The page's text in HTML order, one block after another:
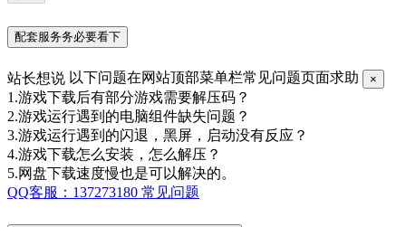
配套服务务必要看下
站长想说 以下问题在网站顶部菜单栏常见问题页面求助 ×
1.游戏下载后有部分游戏需要解压码？
2.游戏运行遇到的电脑组件缺失问题？
3.游戏运行遇到的闪退，黑屏，启动没有反应？
4.游戏下载怎么安装，怎么解压？
5.网盘下载速度慢也是可以解决的。
QQ客服：137273180 常见问题